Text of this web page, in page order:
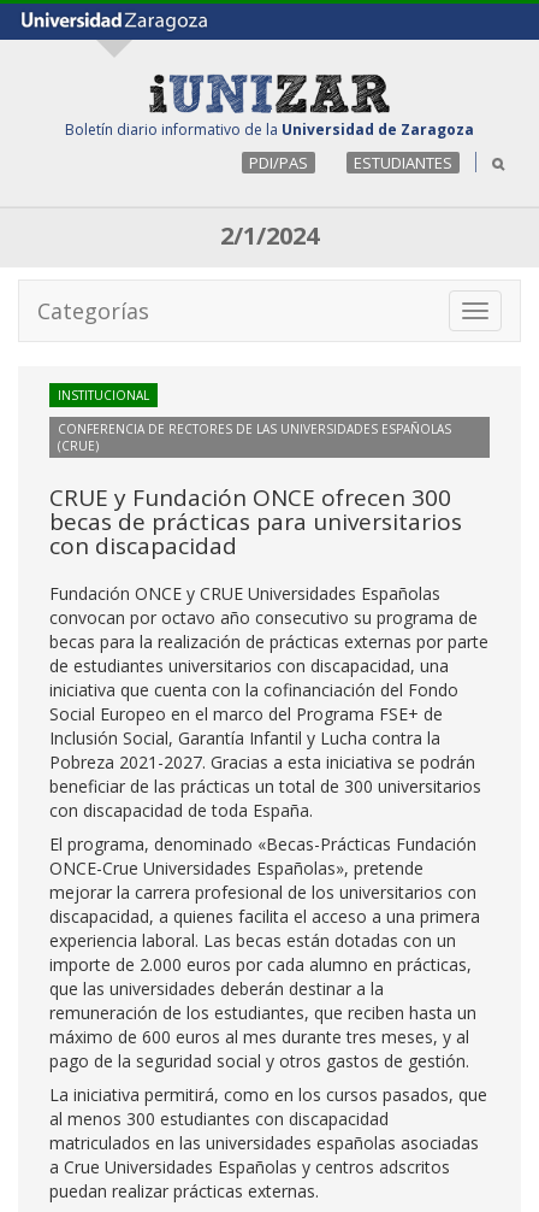
Boletín diario informativo de la Universidad de Zaragoza
PDI/PAS ESTUDIANTES
2/1/2024
Toggle
Categorías
INSTITUCIONAL
CONFERENCIA DE RECTORES DE LAS UNIVERSIDADES ESPAÑOLAS
(CRUE)
CRUE y Fundación ONCE ofrecen 300
becas de prácticas para universitarios
con discapacidad
Fundación ONCE y CRUE Universidades Españolas
convocan por octavo año consecutivo su programa de
becas para la realización de prácticas externas por parte
de estudiantes universitarios con discapacidad, una
iniciativa que cuenta con la cofinanciación del Fondo
Social Europeo en el marco del Programa FSE+ de
Inclusión Social, Garantía Infantil y Lucha contra la
Pobreza 2021-2027. Gracias a esta iniciativa se podrán
beneficiar de las prácticas un total de 300 universitarios
con discapacidad de toda España.
El programa, denominado «Becas-Prácticas Fundación
ONCE-Crue Universidades Españolas», pretende
mejorar la carrera profesional de los universitarios con
discapacidad, a quienes facilita el acceso a una primera
experiencia laboral. Las becas están dotadas con un
importe de 2.000 euros por cada alumno en prácticas,
que las universidades deberán destinar a la
remuneración de los estudiantes, que reciben hasta un
máximo de 600 euros al mes durante tres meses, y al
pago de la seguridad social y otros gastos de gestión.
La iniciativa permitirá, como en los cursos pasados, que
al menos 300 estudiantes con discapacidad
matriculados en las universidades españolas asociadas
a Crue Universidades Españolas y centros adscritos
puedan realizar prácticas externas.